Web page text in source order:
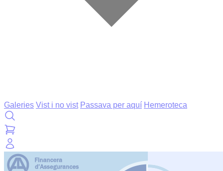
Galeries Vist i no vist Passava per aquí Hemeroteca